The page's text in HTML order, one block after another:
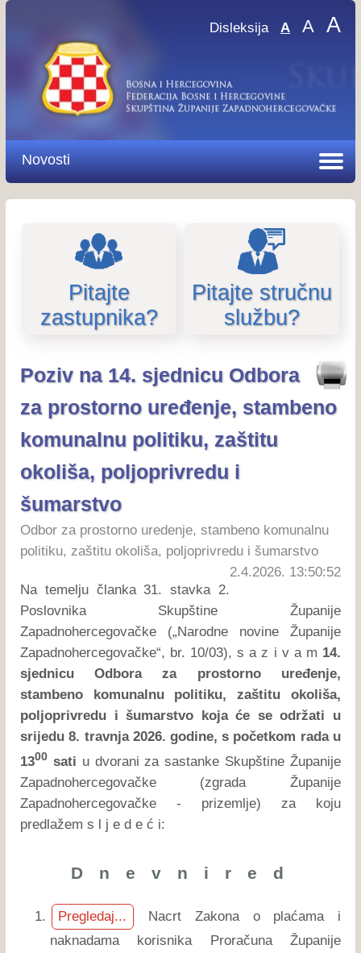
Disleksija A A A
Novosti
Pitajte
zastupnika?
Pitajte stručnu
službu?
Poziv na 14. sjednicu Odbora
za prostorno uređenje, stambeno
komunalnu politiku, zaštitu
okoliša, poljoprivredu i
šumarstvo
Odbor za prostorno uredenje, stambeno komunalnu
politiku, zaštitu okoliša, poljoprivredu i šumarstvo
2.4.2026. 13:50:52
Na temelju članka 31. stavka 2.
Poslovnika Skupštine Županije
Zapadnohercegovačke („Narodne novine Županije
Zapadnohercegovačke“, br. 10/03), s a z i v a m 14.
sjednicu Odbora za prostorno uređenje,
stambeno komunalnu politiku, zaštitu okoliša,
poljoprivredu i šumarstvo koja će se održati u
srijedu 8. travnja 2026. godine, s početkom rada u
1300 sati u dvorani za sastanke Skupštine Županije
Zapadnohercegovačke (zgrada Županije
Zapadnohercegovačke - prizemlje) za koju
predlažem s l j e d e ć i:
D n e v n i r e d
Pregledaj...
Nacrt Zakona o plaćama i
naknadama korisnika Proračuna Županije